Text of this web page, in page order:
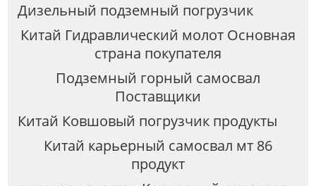
Дизельный подземный погрузчик
Китай Гидравлический молот Основная
страна покупателя
Подземный горный самосвал
Поставщики
Китай Ковшовый погрузчик продукты
Китай карьерный самосвал мт 86
продукт